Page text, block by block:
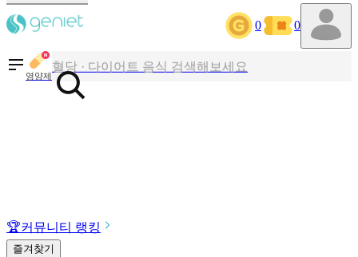
0 0
영양제
칼로리와 영양성분을 검색해보세요
혈당 · 다이어트 음식 검색해보세요
음식 · 영양제 리뷰를 찾아보세요
🏆커뮤니티 랭킹
즐겨찾기